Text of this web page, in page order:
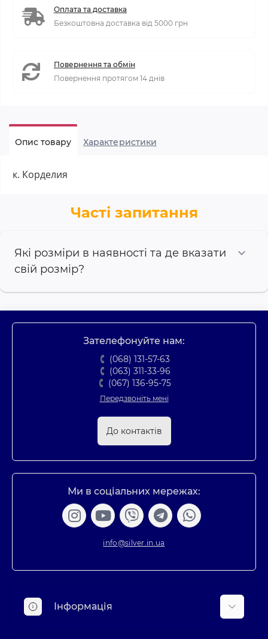
Оплата та доставка
Безкоштовна доставка від 5000 грн
Повернення та обмін
Повернення протягом 14 днів
Опис товару Характеристики
к. Корделия
Часті запитання
Які розміри в наявності та де вказати
свій розмір?
Зателефонуйте нам:
(068) 131-57-63
(063) 311-33-96
(067) 136-95-75
Передзвоніть мені
До контактів
Ми в соціальних мережах:
info@silver.in.ua
Інформація